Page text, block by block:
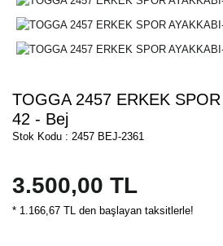
TOGGA 2457 ERKEK
42 - Bej
Stok Kodu : 2457 BEJ-2361
3.500,00 TL
* 1.166,67 TL den başlayan taksitlerle!